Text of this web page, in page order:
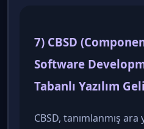
7) CBSD
Software
Tabanlı Yazılım
CBSD, tanımlanmış